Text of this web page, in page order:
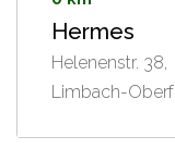
Hermes
Helenenstr. 38,
Limbach-